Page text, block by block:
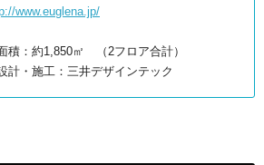
www.euglena.jp/
積：約1,850㎡ （2フロア合計）
計・施工：三井デザインテック